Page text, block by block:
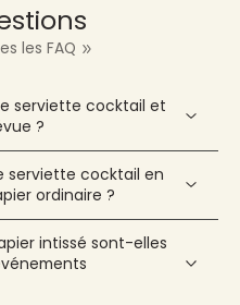
les FAQ
serviette cocktail et
?
serviette cocktail en
ordinaire ?
intissé sont-elles